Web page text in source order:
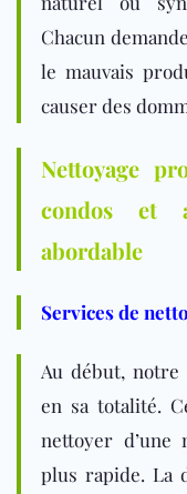
Chacun
le mauvais
causer des
Nettoyage
condos et
abordable
Services de
Au début, notre
en sa totalité.
nettoyer d’une
plus rapide. La